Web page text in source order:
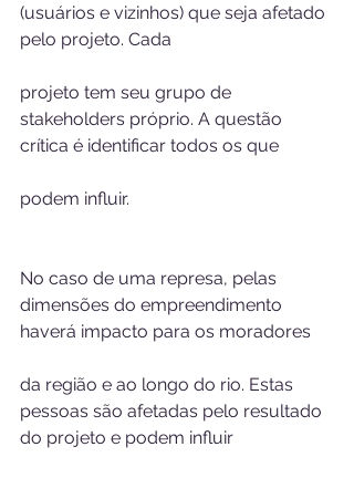
(usuários e vizinhos) que seja afetado
pelo projeto. Cada
projeto tem seu grupo de
stakeholders próprio. A questão
crítica é identificar todos os que
podem influir.
No caso de uma represa, pelas
dimensões do empreendimento
haverá impacto para os moradores
da região e ao longo do rio. Estas
pessoas são afetadas pelo resultado
do projeto e podem influir